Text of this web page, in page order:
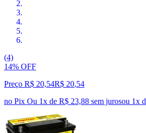
(4)
14% OFF
Preço R$ 20,54R$ 20,54
no Pix Ou 1x de R$ 23,88 sem jurosou 1x